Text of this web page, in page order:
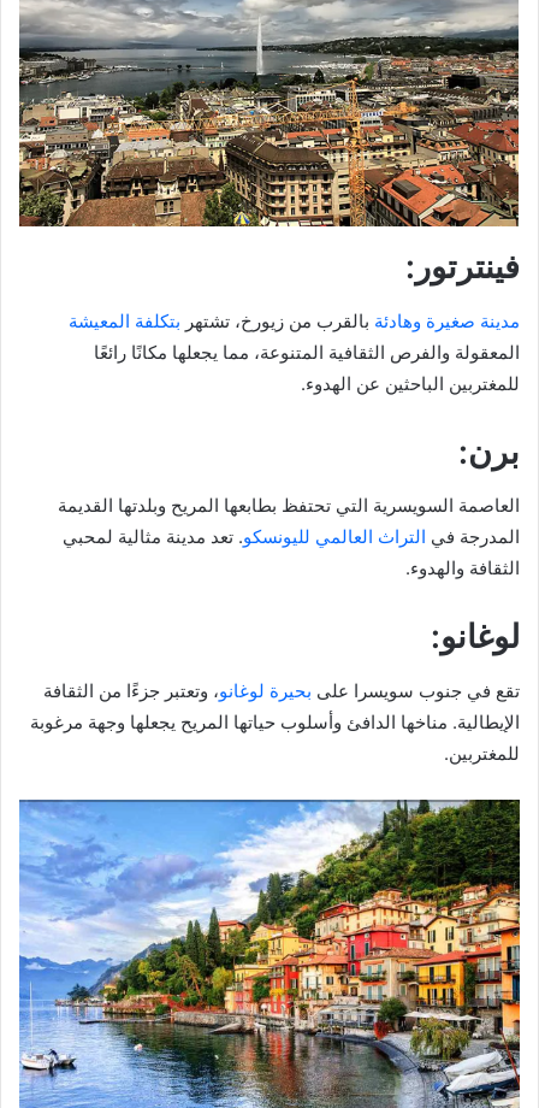
فينترتور:
مدينة صغيرة وهادئة بالقرب من زيورخ، تشتهر بتكلفة المعيشة
المعقولة والفرص الثقافية المتنوعة، مما يجعلها مكانًا رائعًا
للمغتربين الباحثين عن الهدوء.
برن:
العاصمة السويسرية التي تحتفظ بطابعها المريح وبلدتها القديمة
المدرجة في التراث العالمي لليونسكو. تعد مدينة مثالية لمحبي
الثقافة والهدوء.
لوغانو:
تقع في جنوب سويسرا على بحيرة لوغانو، وتعتبر جزءًا من الثقافة
الإيطالية. مناخها الدافئ وأسلوب حياتها المريح يجعلها وجهة مرغوبة
للمغتربين.